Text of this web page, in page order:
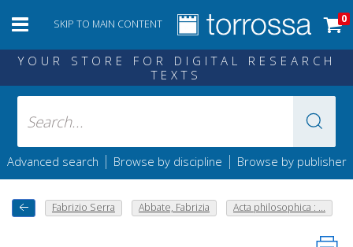
SKIP TO MAIN CONTENT 0
YOUR STORE FOR DIGITAL RESEARCH
TEXTS
Advanced search | Browse by discipline | Browse by publisher
Fabrizio Serra Abbate, Fabrizia Acta philosophica : ...